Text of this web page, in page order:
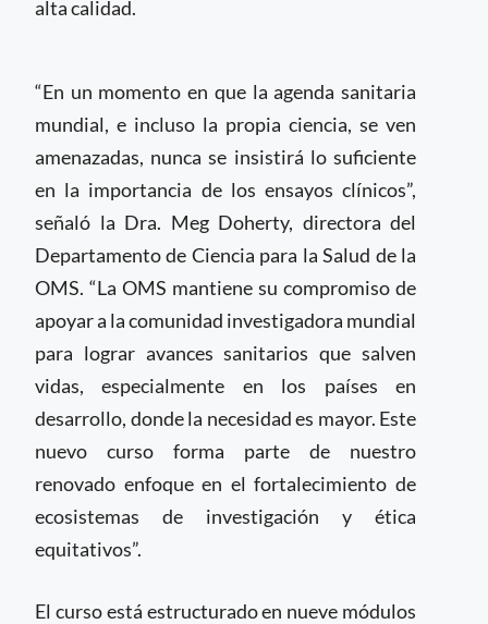
alta calidad.
“En un momento en que la agenda sanitaria
mundial, e incluso la propia ciencia, se ven
amenazadas, nunca se insistirá lo suficiente
en la importancia de los ensayos clínicos”,
señaló la Dra. Meg Doherty, directora del
Departamento de Ciencia para la Salud de la
OMS. “La OMS mantiene su compromiso de
apoyar a la comunidad investigadora mundial
para lograr avances sanitarios que salven
vidas, especialmente en los países en
desarrollo, donde la necesidad es mayor. Este
nuevo curso forma parte de nuestro
renovado enfoque en el fortalecimiento de
ecosistemas de investigación y ética
equitativos”.
El curso está estructurado en nueve módulos